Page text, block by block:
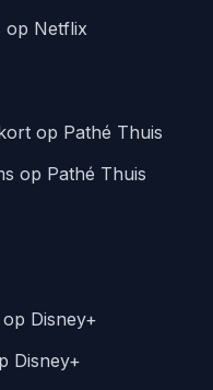
op Netflix
op Pathé Thuis
op Pathé Thuis
Disney+
Disney+